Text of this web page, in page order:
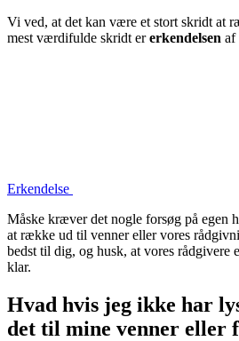
Vi ved, at det kan være et stort skridt at
mest værdifulde skridt ererkendelsen af
Erkendelse
Måske kræver det nogle forsøg på egen
at række ud til venner eller vores
bedst til dig, og husk, at vores rådgivere
klar.
Hvad hvis jeg ikke har
det til mine venner eller